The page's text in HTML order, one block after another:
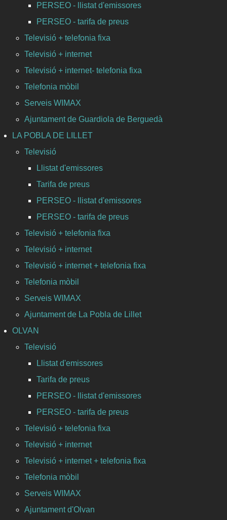
PERSEO - llistat d'emissores
PERSEO - tarifa de preus
Televisió + telefonia fixa
Televisió + internet
Televisió + internet- telefonia fixa
Telefonia mòbil
Serveis WIMAX
Ajuntament de Guardiola de Berguedà
LA POBLA DE LILLET
Televisió
Llistat d'emissores
Tarifa de preus
PERSEO - llistat d'emissores
PERSEO - tarifa de preus
Televisió + telefonia fixa
Televisió + internet
Televisió + internet + telefonia fixa
Telefonia mòbil
Serveis WIMAX
Ajuntament de La Pobla de Lillet
OLVAN
Televisió
Llistat d'emissores
Tarifa de preus
PERSEO - llistat d'emissores
PERSEO - tarifa de preus
Televisió + telefonia fixa
Televisió + internet
Televisió + internet + telefonia fixa
Telefonia mòbil
Serveis WIMAX
Ajuntament d'Olvan